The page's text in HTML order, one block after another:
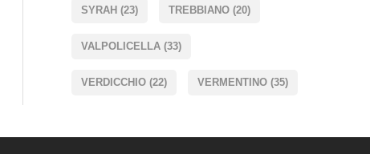
SYRAH (23) TREBBIANO (20)
VALPOLICELLA (33)
VERDICCHIO (22) VERMENTINO (35)